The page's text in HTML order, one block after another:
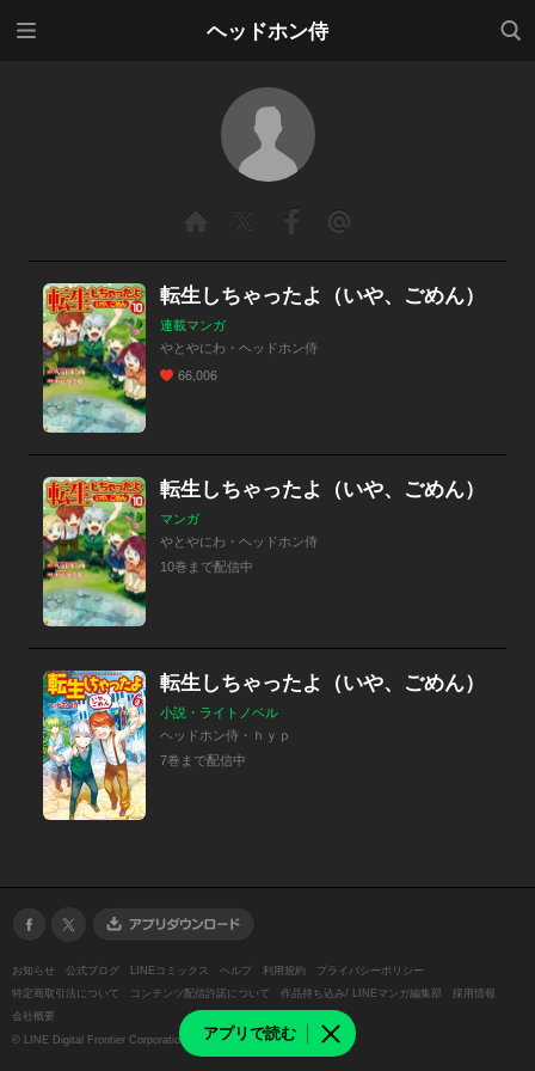
ヘッドホン侍
検索
アプリで読む
転生しちゃったよ（いや、ごめん）
連載マンガ
やとやにわ・ヘッドホン侍
66,006
転生しちゃったよ（いや、ごめん）
マンガ
やとやにわ・ヘッドホン侍
10巻まで配信中
転生しちゃったよ（いや、ごめん）
小説・ライトノベル
ヘッドホン侍・ｈｙｐ
7巻まで配信中
お知らせ 公式ブログ LINEコミックス ヘルプ 利用規約
プライバシーポリシー
特定商取引法について
コンテンツ配信許諾について 作品持ち込み/ LINEマンガ編集部
採用情報
会社概要
© LINE Digital Frontier Corporation